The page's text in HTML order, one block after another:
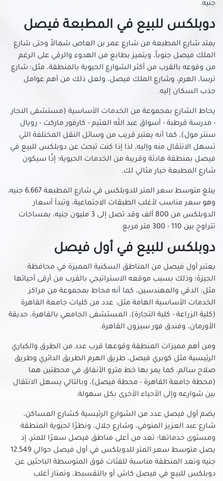
جنيه.
دوبلكس للبيع في المطبعة فيصل
يمتد شارع المطبعة من شارع عمر بن العاص شمالاً وحتى شارع
الملك فيصل جنوباً، ويتميز بطابع من الهدوء والرقي على الرغم
من وقوعه بالقرب من أكثر الشوارع الحيوية بالمنطقة، مثل: شارع
ترسا، الهرم، وشارع الملك فيصل، ولعل ذلك من أهم عوامل
جذب السكان إليه.
يحاط الشارع بمجموعة من الخدمات الأساسية (مستشفى النجار
- مدرسة قرطبة - أسواق عبد الله العثيم - كارفور ماركت - رويال
سنتر مول)، كما أنه يعتبر قريب من وسائل النقل المختلفة التي
تسهل الانتقال منه وإليه، لذا إذا كنت تبحث عن دوبلكس للبيع في
فيصل بمنطقة هادئة وقريبة من الخدمات الحيوية؛ إذًا سيكون
شارع المطبعة خيار مثالي لك.
يبلغ متوسط سعر المتر للدوبلكس في شارع المطبعة 6,667 جنيه،
وهو سعر مناسب لأغلب الطبقات الاجتماعية، وتبدأ أسعار
الدوبلكس من 800 ألف وقد تصل إلى 3 مليون جنيه، بمساحات
تتراوح بين 110 - 300 متر مربع.
دوبلكس للبيع في أول فيصل
يعتبر أول فيصل من المناطق السكنية المميزة في محافظة
الجيزة؛ وذلك بسبب موقعه الاستراتيجي بالقرب من أرقى أحيائها
مثل: الدقي والمهندسين، كما أنه محاط بمجموعة من مراكز
الخدمات الأساسية الهامة مثل: عدد من كليات جامعة القاهرة
(كلية الزراعة - كلية التجارة)، المستشفى الجامعي بالقاهرة، حديقة
الأورمان، وفندق فور سيزون القاهرة.
ومن أهم مميزات المنطقة وقوعها قرب عدد من الطرق والكباري
الرئيسية مثل كوبري فيصل، طريق الهرم الطريق الدائري وطريق
صلاح سالم، كما يمر بها خط مترو الأنفاق في محطتين هما
(محطة جامعة القاهرة - محطة فيصل)، وبالتالي يسهل الانتقال
بين شوارعه وإلى الأحياء الأخرى بكل سهولة.
يضم أول فيصل عدد من الشوارع الرئيسية كشارع المساكن،
شارع عبد العزيز المنوفي، وشارع جلال، ونظرًا لحيوية المنطقة
ومستوى خدماتها؛ تعد من أعلى مناطق فيصل سعرًا للمتر، إذ
يصل متوسط سعر المتر للدوبلكس في أول فيصل حوالي 12,549
جنيه وتعد المنطقة مناسبة للفئات فوق المتوسطة الباحثين عن
دوبلكس للبيع في فيصل كاش أو بالتقسيط، وتمتاز أغلب